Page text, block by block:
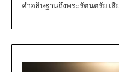
คำอธิษฐานถึงพระรัตนตรัย เ